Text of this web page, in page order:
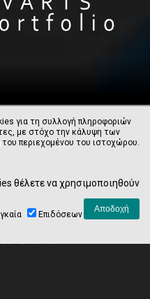
για τη συλλογή πληροφοριών
με στόχο την κάλυψη των
περιεχομένου του ιστοχώρου.
θέλετε να χρησιμοποιηθούν
Επιδόσεων